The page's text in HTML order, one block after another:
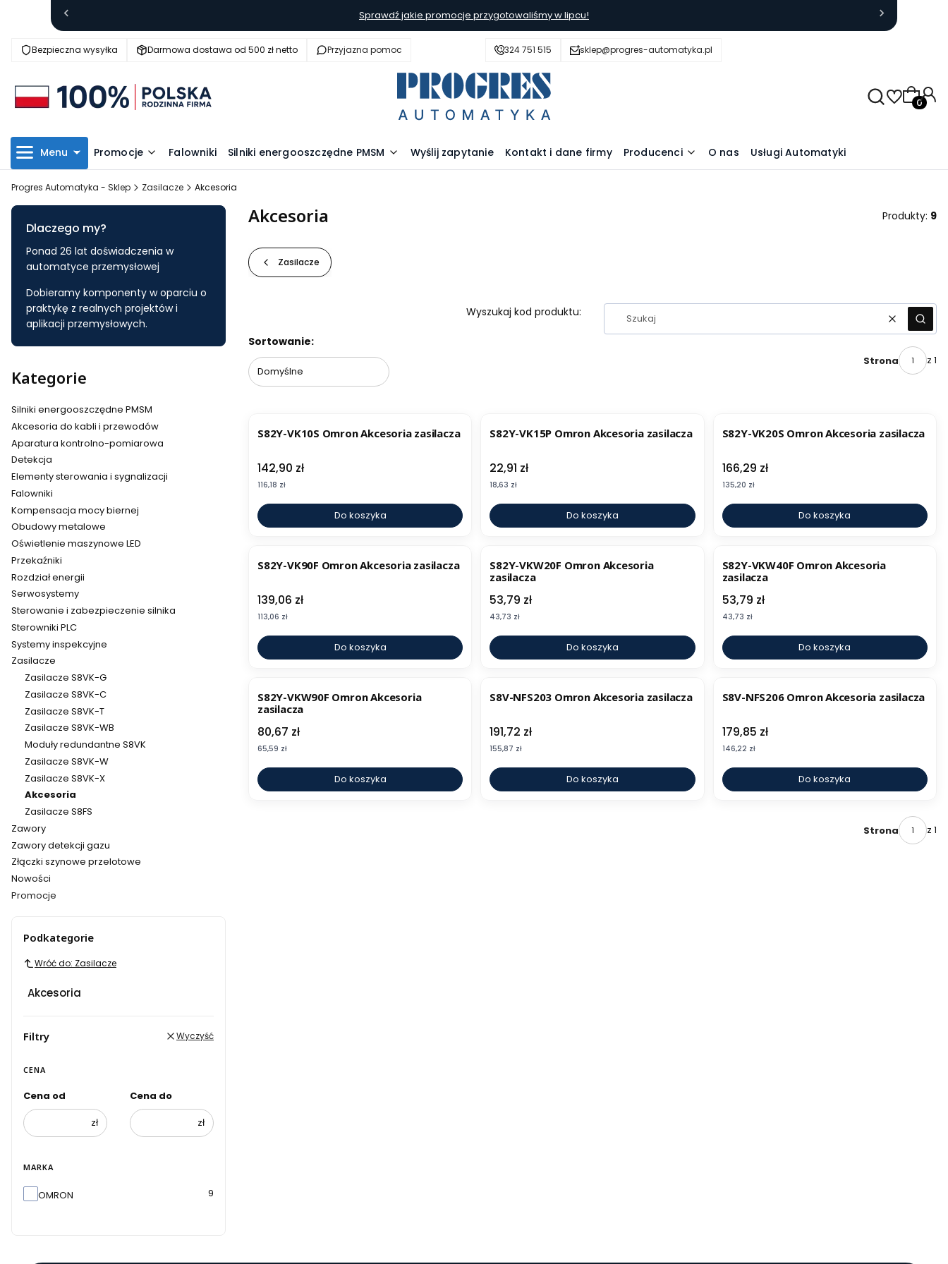
Sprawdź jakie promocje przygotowaliśmy w lipcu!
Bezpieczna wysyłka Darmowa dostawa od 500 zł netto Przyjazna pomoc 324 751 515 sklep@progres-automatyka.pl
Menu Promocje Falowniki Silniki energooszczędne PMSM Wyślij zapytanie Kontakt i dane firmy Producenci O nas Usługi Automatyki
Progres Automatyka - Sklep Zasilacze Akcesoria
Dlaczego my?
Ponad 26 lat doświadczenia w
automatyce przemysłowej
Dobieramy komponenty w oparciu o
praktykę z realnych projektów i
aplikacji przemysłowych.
Kategorie
Silniki energooszczędne PMSM
Akcesoria do kabli i przewodów
Aparatura kontrolno-pomiarowa
Detekcja
Elementy sterowania i sygnalizacji
Falowniki
Kompensacja mocy biernej
Obudowy metalowe
Oświetlenie maszynowe LED
Przekaźniki
Rozdział energii
Serwosystemy
Sterowanie i zabezpieczenie silnika
Sterowniki PLC
Systemy inspekcyjne
Zasilacze
Zasilacze S8VK-G
Zasilacze S8VK-C
Zasilacze S8VK-T
Zasilacze S8VK-WB
Moduły redundantne S8VK
Zasilacze S8VK-W
Zasilacze S8VK-X
Akcesoria
Zasilacze S8FS
Zawory
Zawory detekcji gazu
Złączki szynowe przelotowe
Nowości
Promocje
Podkategorie
Wróć do: Zasilacze
Akcesoria
Filtry Wyczyść
CENA
Cena od
zł
Cena do
zł
MARKA
Marka
OMRON 9
Akcesoria Produkty: 9
Zasilacze
Wyszukaj kod produktu:
Wyczyść
Lista produktów
Sortowanie:
Domyślne
Strona z 1
S82Y-VK10S Omron Akcesoria zasilacza
Cena
142,90 zł
Cena
116,18 zł
Do koszyka
S82Y-VK15P Omron Akcesoria zasilacza
Cena
22,91 zł
Cena
18,63 zł
Do koszyka
S82Y-VK20S Omron Akcesoria zasilacza
Cena
166,29 zł
Cena
135,20 zł
Do koszyka
S82Y-VK90F Omron Akcesoria zasilacza
Cena
139,06 zł
Cena
113,06 zł
Do koszyka
S82Y-VKW20F Omron Akcesoria
zasilacza
Cena
53,79 zł
Cena
43,73 zł
Do koszyka
S82Y-VKW40F Omron Akcesoria
zasilacza
Cena
53,79 zł
Cena
43,73 zł
Do koszyka
S82Y-VKW90F Omron Akcesoria
zasilacza
Cena
80,67 zł
Cena
65,59 zł
Do koszyka
S8V-NFS203 Omron Akcesoria zasilacza
Cena
191,72 zł
Cena
155,87 zł
Do koszyka
S8V-NFS206 Omron Akcesoria zasilacza
Cena
179,85 zł
Cena
146,22 zł
Do koszyka
Strona z 1